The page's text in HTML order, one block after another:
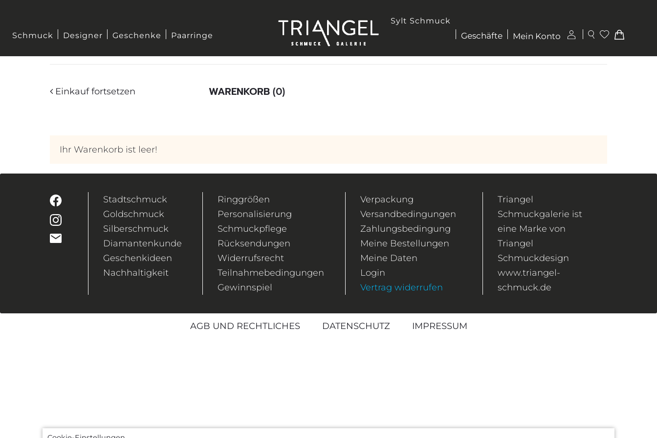
Schmuck Designer Geschenke Paarringe
Sylt Schmuck
Geschäfte Mein Konto
Einkauf fortsetzen WARENKORB (0)
Ihr Warenkorb ist leer!
Stadtschmuck
Goldschmuck
Silberschmuck
Diamantenkunde
Geschenkideen
Nachhaltigkeit
Ringgrößen
Personalisierung
Schmuckpflege
Rücksendungen
Widerrufsrecht
Teilnahmebedingungen
Gewinnspiel
Verpackung
Versandbedingungen
Zahlungsbedingung
Meine Bestellungen
Meine Daten
Login
Vertrag widerrufen
Triangel
Schmuckgalerie ist
eine Marke von
Triangel
Schmuckdesign
www.triangel-
schmuck.de
AGB UND RECHTLICHES DATENSCHUTZ IMPRESSUM